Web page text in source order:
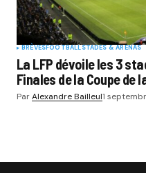
BRÈVESFOOTBALLSTADES & ARENAS
La LFP dévoile les 3
Finales de la Coupe de
ParAlexandre Bailleul1